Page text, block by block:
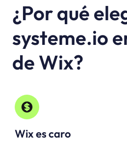
¿Por qué
systeme.io
de Wix?
Wix es caro